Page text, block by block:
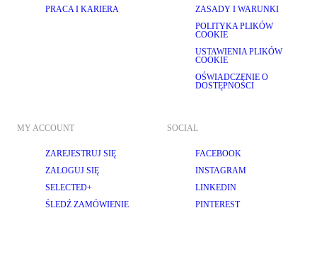
PRACA I KARIERA
ZASADY I WARUNKI
POLITYKA PLIKÓW
COOKIE
USTAWIENIA PLIKÓW
COOKIE
OŚWIADCZENIE O
DOSTĘPNOŚCI
MY ACCOUNT
ZAREJESTRUJ SIĘ
ZALOGUJ SIĘ
SELECTED+
ŚLEDŹ ZAMÓWIENIE
SOCIAL
FACEBOOK
INSTAGRAM
LINKEDIN
PINTEREST